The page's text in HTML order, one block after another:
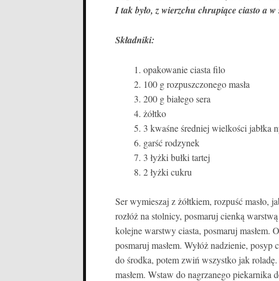
I tak było, z wierzchu chrupiące ciasto a
Składniki:
opakowanie ciasta filo
100 g rozpuszczonego masła
200 g białego sera
żółtko
3 kwaśne średniej wielkości jabłka
garść rodzynek
3 łyżki bułki tartej
2 łyżki cukru
Ser wymieszaj z żółtkiem, rozpuść masło,
rozłóż na stolnicy, posmaruj cienką
kolejne warstwy ciasta, posmaruj masłem.
posmaruj masłem. Wyłóż nadzienie, posyp
do środka, potem zwiń wszystko jak
masłem. Wstaw do nagrzanego piekarnika